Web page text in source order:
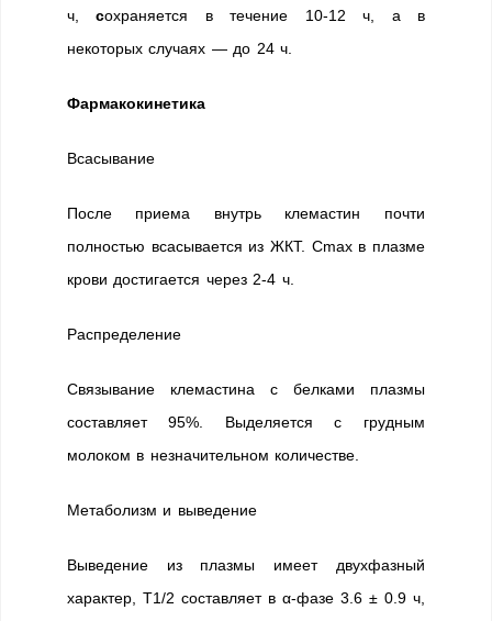
ч,сохраняется в течение 10-12 ч, а в
некоторых случаях — до 24 ч.
Фармакокинетика
Всасывание
После приема внутрь клемастин почти
полностью всасывается из ЖКТ. Cmax в плазме
крови достигается через 2-4 ч.
Распределение
Связывание клемастина с белками плазмы
составляет 95%. Выделяется с грудным
молоком в незначительном количестве.
Метаболизм и выведение
Выведение из плазмы имеет двухфазный
характер, T1/2 составляет в α-фазе 3.6 ± 0.9 ч,